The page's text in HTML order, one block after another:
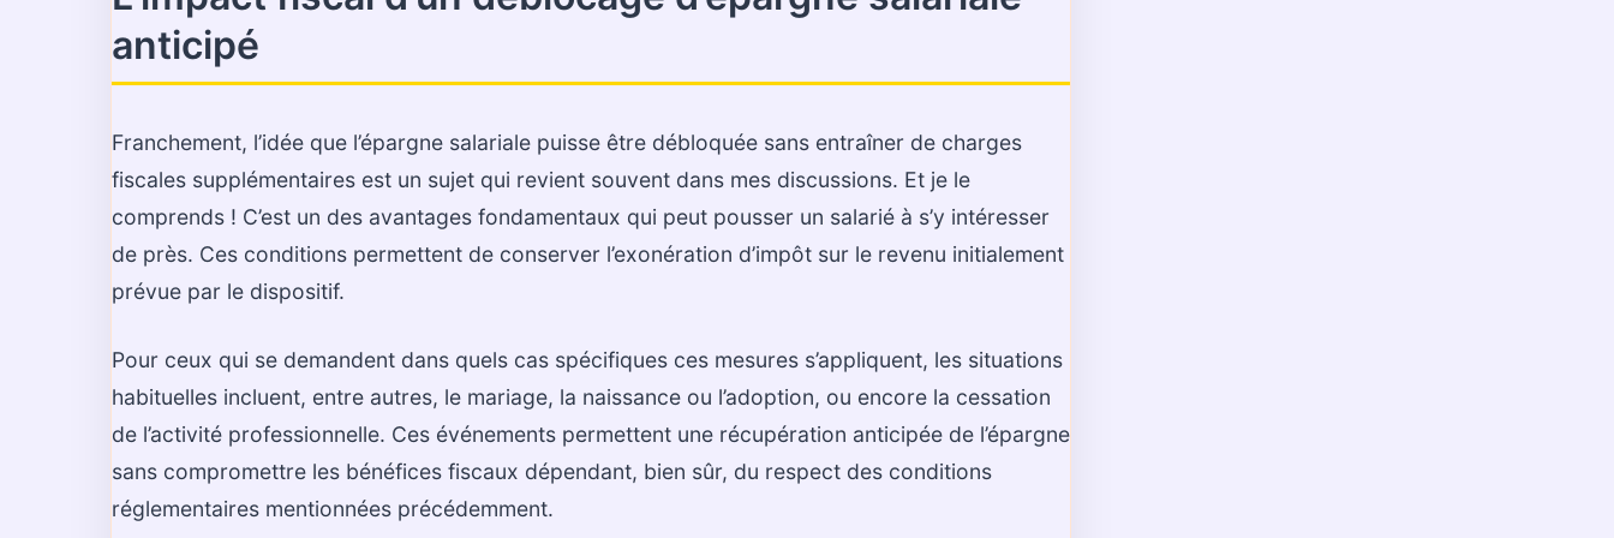
anticipé
Franchement, l’idée que l’épargne salariale puisse être débloquée sans entraîner de charges
fiscales supplémentaires est un sujet qui revient souvent dans mes discussions. Et je le
comprends ! C’est un des avantages fondamentaux qui peut pousser un salarié à s’y intéresser
de près. Ces conditions permettent de conserver l’exonération d’impôt sur le revenu initialement
prévue par le dispositif.
Pour ceux qui se demandent dans quels cas spécifiques ces mesures s’appliquent, les situations
habituelles incluent, entre autres, le mariage, la naissance ou l’adoption, ou encore la cessation
de l’activité professionnelle. Ces événements permettent une récupération anticipée de l’épargne
sans compromettre les bénéfices fiscaux dépendant, bien sûr, du respect des conditions
réglementaires mentionnées précédemment.